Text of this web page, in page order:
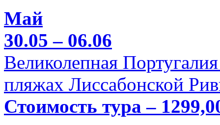
Май
30.05 – 06.06
Великолепная
пляжах Лиссабонской
Стоимость тура –